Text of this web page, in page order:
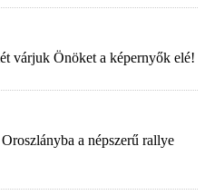
várjuk Önöket a képernyők elé!
a népszerű rallye